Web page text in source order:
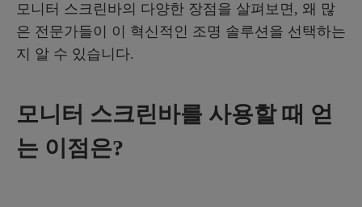
모니터 스크린바의 다양한 장점을 살펴보면, 왜 많
은 전문가들이 이 혁신적인 조명 솔루션을 선택하는
지 알 수 있습니다.
모니터 스크린바를 사용할 때 얻
는 이점은?